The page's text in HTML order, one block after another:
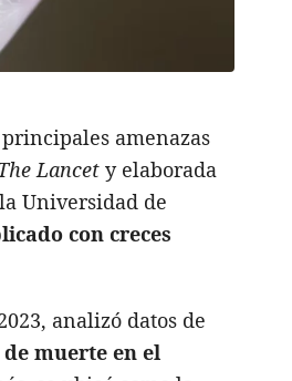
amenazas
Lancet y elaborada
Universidad de
con creces
analizó datos de
muerte en el